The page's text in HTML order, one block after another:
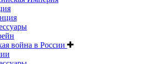
война в России